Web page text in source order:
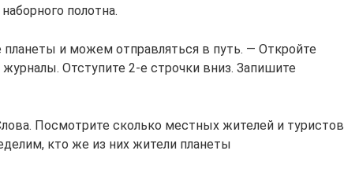
полотна.
и можем отправляться в путь. — Откройте
Отступите 2-е строчки вниз. Запишите
Посмотрите сколько местных жителей и туристов
кто же из них жители планеты